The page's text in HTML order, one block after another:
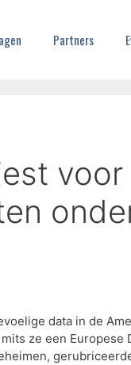
Partners
voor
data in de
ze een Europese